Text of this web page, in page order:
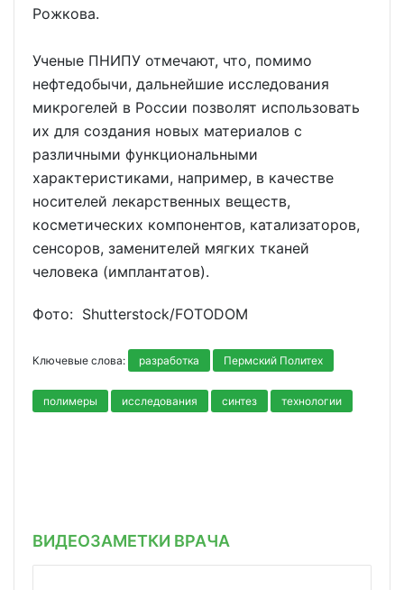
Рожкова.
Ученые ПНИПУ отмечают, что, помимо
нефтедобычи, дальнейшие исследования
микрогелей в России позволят использовать
их для создания новых материалов с
различными функциональными
характеристиками, например, в качестве
носителей лекарственных веществ,
косметических компонентов, катализаторов,
сенсоров, заменителей мягких тканей
человека (имплантатов).
Фото: Shutterstoсk/FOTODOM
Ключевые слова: разработка Пермский Политех
полимеры исследования синтез технологии
ВИДЕОЗАМЕТКИ ВРАЧА